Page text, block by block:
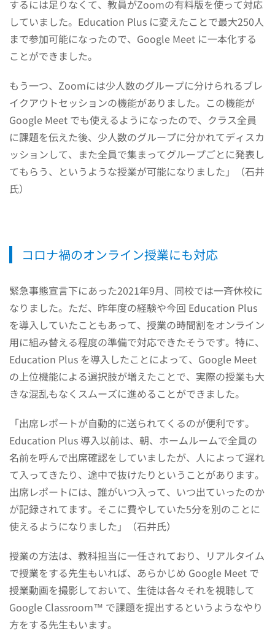
するには足りなくて、教員がZoomの有料版を使って対応
していました。Education Plus に変えたことで最大250人
まで参加可能になったので、Google Meet に一本化する
ことができました。
もう一つ、Zoomには少人数のグループに分けられるブレ
イクアウトセッションの機能がありました。この機能が
Google Meet でも使えるようになったので、クラス全員
に課題を伝えた後、少人数のグループに分かれてディスカ
ッションして、また全員で集まってグループごとに発表し
てもらう、というような授業が可能になりました」（石井
氏）
コロナ禍のオンライン授業にも対応
緊急事態宣言下にあった2021年9月、同校では一斉休校に
なりました。ただ、昨年度の経験や今回 Education Plus
を導入していたこともあって、授業の時間割をオンライン
用に組み替える程度の準備で対応できたそうです。特に、
Education Plus を導入したことによって、Google Meet
の上位機能による選択肢が増えたことで、実際の授業も大
きな混乱もなくスムーズに進めることができました。
「出席レポートが自動的に送られてくるのが便利です。
Education Plus 導入以前は、朝、ホームルームで全員の
名前を呼んで出席確認をしていましたが、人によって遅れ
て入ってきたり、途中で抜けたりということがあります。
出席レポートには、誰がいつ入って、いつ出ていったのか
が記録されてます。そこに費やしていた5分を別のことに
使えるようになりました」（石井氏）
授業の方法は、教科担当に一任されており、リアルタイム
で授業をする先生もいれば、あらかじめ Google Meet で
授業動画を撮影しておいて、生徒は各々それを視聴して
Google Classroom™ で課題を提出するというようなやり
方をする先生もいます。